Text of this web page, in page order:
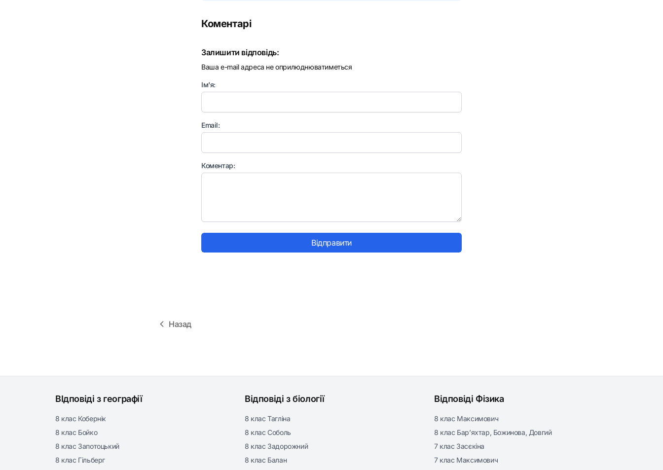
Коментарі
Залишити відповідь:
Ваша e-mail адреса не оприлюднюватиметься
Ім'я:
Email:
Коментар:
Відправити
Назад
ВІдповіді з географії
8 клас Кобернік
8 клас Бойко
8 клас Запотоцький
8 клас Гільберг
Відповіді з біології
8 клас Тагліна
8 клас Соболь
8 клас Задорожний
8 клас Балан
Відповіді Фізика
8 клас Максимович
8 клас Бар’яхтар, Божинова, Довгий
7 клас Засєкіна
7 клас Максимович